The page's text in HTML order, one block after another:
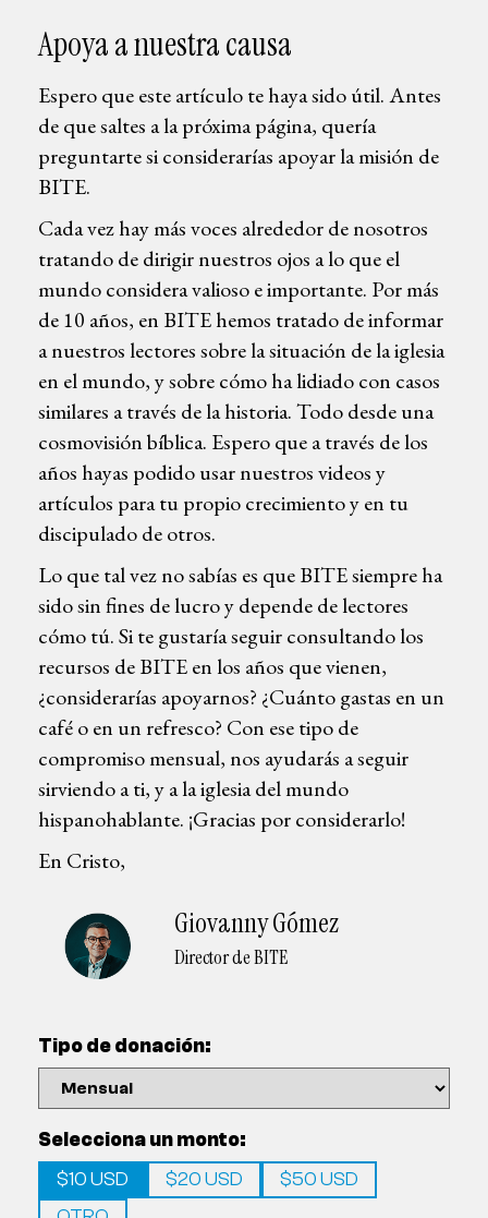
Apoya a nuestra causa
Espero que este artículo te haya sido útil. Antes
de que saltes a la próxima página, quería
preguntarte si considerarías apoyar la misión de
BITE.
Cada vez hay más voces alrededor de nosotros
tratando de dirigir nuestros ojos a lo que el
mundo considera valioso e importante. Por más
de 10 años, en BITE hemos tratado de informar
a nuestros lectores sobre la situación de la iglesia
en el mundo, y sobre cómo ha lidiado con casos
similares a través de la historia. Todo desde una
cosmovisión bíblica. Espero que a través de los
años hayas podido usar nuestros videos y
artículos para tu propio crecimiento y en tu
discipulado de otros.
Lo que tal vez no sabías es que BITE siempre ha
sido sin fines de lucro y depende de lectores
cómo tú. Si te gustaría seguir consultando los
recursos de BITE en los años que vienen,
¿considerarías apoyarnos? ¿Cuánto gastas en un
café o en un refresco? Con ese tipo de
compromiso mensual, nos ayudarás a seguir
sirviendo a ti, y a la iglesia del mundo
hispanohablante. ¡Gracias por considerarlo!
En Cristo,
Giovanny Gómez
Director de BITE
Tipo de donación:
Selecciona un monto:
$10 USD
$20 USD
$50 USD